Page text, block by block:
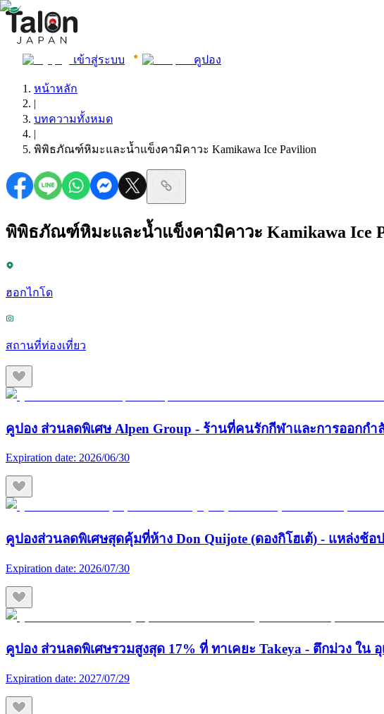
เข้าสู่ระบบ คูปอง
หน้าหลัก
|
บทความทั้งหมด
|
พิพิธภัณฑ์หิมะและน้ำแข็งคามิคาวะ Kamikawa Ice Pavilion
พิพิธภัณฑ์หิมะและน้ำแข็งคามิคาวะ Kamikawa Ice
ฮอกไกโด
สถานที่ท่องเที่ยว
คูปอง ส่วนลดพิเศษ Alpen Group - ร้านที่คนรักกีฬาและการออกกำ
Expiration date: 2026/06/30
คูปองส่วนลดพิเศษสุดคุ้มที่ห้าง Don Quijote (ดองกิโฮเต้) - แหล่งช้
Expiration date: 2026/07/30
คูปอง ส่วนลดพิเศษรวมสูงสุด 17% ที่ ทาเคยะ Takeya - ตึกม่วง ใน
Expiration date: 2027/07/29